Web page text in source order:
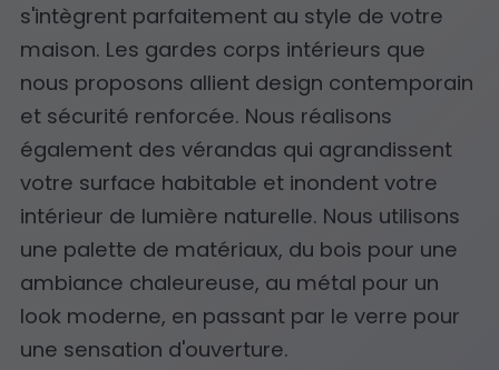
s'intègrent parfaitement au style de votre
maison. Les gardes corps intérieurs que
nous proposons allient design contemporain
et sécurité renforcée. Nous réalisons
également des vérandas qui agrandissent
votre surface habitable et inondent votre
intérieur de lumière naturelle. Nous utilisons
une palette de matériaux, du bois pour une
ambiance chaleureuse, au métal pour un
look moderne, en passant par le verre pour
une sensation d'ouverture.